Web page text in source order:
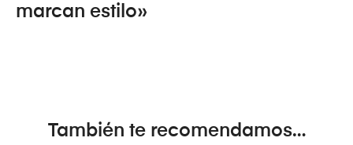
marcan estilo»
También te recomendamos…